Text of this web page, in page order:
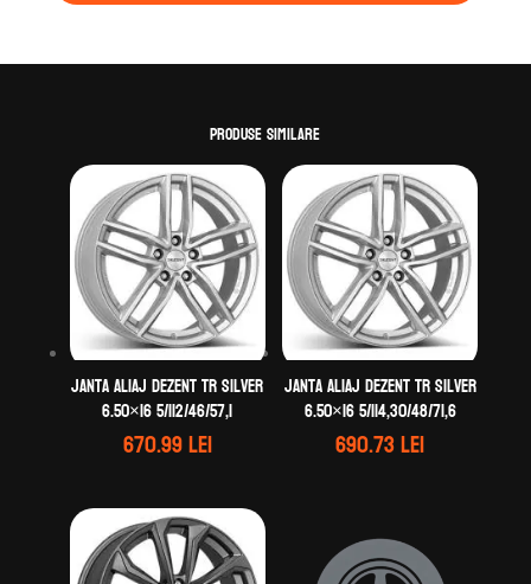
Produse similare
Janta aliaj DEZENT TR silver
6.50×16 5/112/46/57,1
670.99lei
Janta aliaj DEZENT TR silver
6.50×16 5/114,30/48/71,6
690.73lei